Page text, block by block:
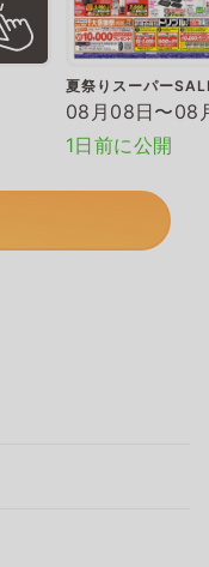
夏祭りスーパー
08月08日〜08
1日前に公開